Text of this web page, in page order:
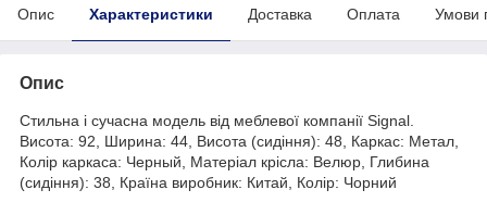
Опис Характеристики Доставка Оплата Умови
Опис
Стильна і сучасна модель від меблевої компанії Signal.
Висота: 92, Ширина: 44, Висота (сидіння): 48, Каркас: Метал,
Колір каркаса: Черный, Матеріал крісла: Велюр, Глибина
(сидіння): 38, Країна виробник: Китай, Колір: Чорний